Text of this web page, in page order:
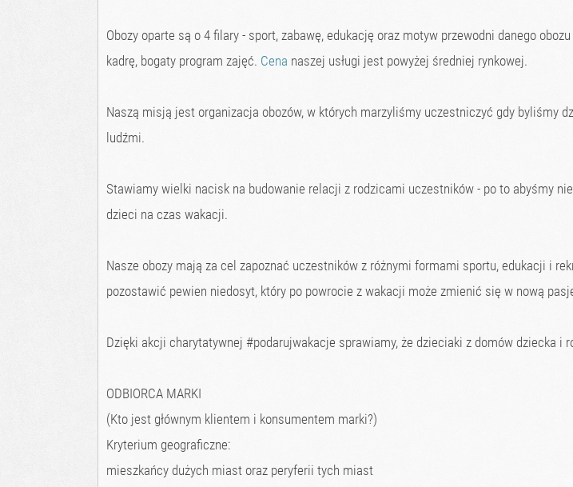
Obozy oparte są o 4 filary - sport, zabawę, edukację oraz motyw przewodni danego
kadrę, bogaty program zajęć. Cena naszej usługi jest powyżej średniej rynkowej.
Naszą misją jest organizacja obozów, w których marzyliśmy uczestniczyć gdy byliśmy
ludźmi.
Stawiamy wielki nacisk na budowanie relacji z rodzicami uczestników - po to abyśmy
dzieci na czas wakacji.
Nasze obozy mają za cel zapoznać uczestników z różnymi formami sportu, edukacji i
pozostawić pewien niedosyt, który po powrocie z wakacji może zmienić się w nową
Dzięki akcji charytatywnej #podarujwakacje sprawiamy, że dzieciaki z domów dziecka
ODBIORCA MARKI
(Kto jest głównym klientem i konsumentem marki?)
Kryterium geograficzne:
mieszkańcy dużych miast oraz peryferii tych miast